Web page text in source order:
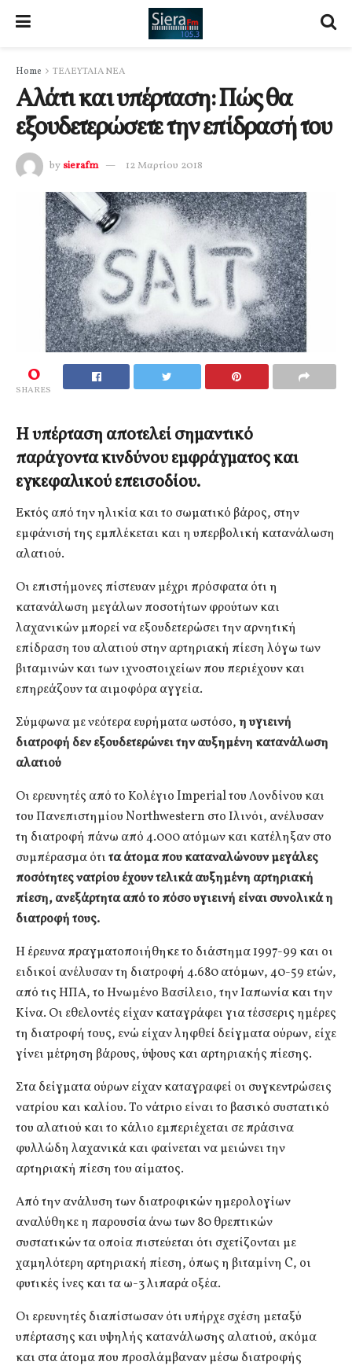
Home ΤΕΛΕΥΤΑΙΑ ΝΕΑ
Αλάτι και υπέρταση: Πώς θα
εξουδετερώσετε την επίδρασή του
by sierafm 12 Μαρτίου 2018
0
SHARES
Η υπέρταση αποτελεί σημαντικό
παράγοντα κινδύνου εμφράγματος και
εγκεφαλικού επεισοδίου.
Εκτός από την ηλικία και το σωματικό βάρος, στην
εμφάνισή της εμπλέκεται και η υπερβολική κατανάλωση
αλατιού.
Οι επιστήμονες πίστευαν μέχρι πρόσφατα ότι η
κατανάλωση μεγάλων ποσοτήτων φρούτων και
λαχανικών μπορεί να εξουδετερώσει την αρνητική
επίδραση του αλατιού στην αρτηριακή πίεση λόγω των
βιταμινών και των ιχνοστοιχείων που περιέχουν και
επηρεάζουν τα αιμοφόρα αγγεία.
Σύμφωνα με νεότερα ευρήματα ωστόσο,η υγιεινή
διατροφή δεν εξουδετερώνει την αυξημένη κατανάλωση
αλατιού
Οι ερευνητές από το Κολέγιο Imperial του Λονδίνου και
του Πανεπιστημίου Northwestern στο Ιλινόι, ανέλυσαν
τη διατροφή πάνω από 4.000 ατόμων και κατέληξαν στο
συμπέρασμα ότιτα άτομα που καταναλώνουν μεγάλες
ποσότητες νατρίου έχουν τελικά αυξημένη αρτηριακή
πίεση, ανεξάρτητα από το πόσο υγιεινή είναι συνολικά η
διατροφή τους.
Η έρευνα πραγματοποιήθηκε το διάστημα 1997-99 και οι
ειδικοί ανέλυσαν τη διατροφή 4.680 ατόμων, 40-59 ετών,
από τις ΗΠΑ, το Ηνωμένο Βασίλειο, την Ιαπωνία και την
Κίνα. Οι εθελοντές είχαν καταγράφει για τέσσερις ημέρες
τη διατροφή τους, ενώ είχαν ληφθεί δείγματα ούρων, είχε
γίνει μέτρηση βάρους, ύψους και αρτηριακής πίεσης.
Στα δείγματα ούρων είχαν καταγραφεί οι συγκεντρώσεις
νατρίου και καλίου. Το νάτριο είναι το βασικό συστατικό
του αλατιού και το κάλιο εμπεριέχεται σε πράσινα
φυλλώδη λαχανικά και φαίνεται να μειώνει την
αρτηριακή πίεση του αίματος.
Από την ανάλυση των διατροφικών ημερολογίων
αναλύθηκε η παρουσία άνω των 80 θρεπτικών
συστατικών τα οποία πιστεύεται ότι σχετίζονται με
χαμηλότερη αρτηριακή πίεση, όπως η βιταμίνη C, οι
φυτικές ίνες και τα ω-3 λιπαρά οξέα.
Οι ερευνητές διαπίστωσαν ότι υπήρχε σχέση μεταξύ
υπέρτασης και υψηλής κατανάλωσης αλατιού, ακόμα
και στα άτομα που προσλάμβαναν μέσω διατροφής